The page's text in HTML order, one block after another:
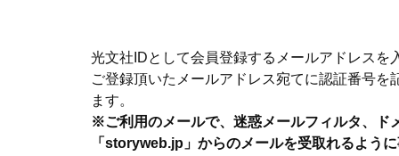
光文社IDとして会員登録するメールアドレスを
ご登録頂いたメールアドレス宛てに認証番号
ます。
※ご利用のメールで、迷惑メールフィルタ、ド
「storyweb.jp」からのメールを受取れるよう